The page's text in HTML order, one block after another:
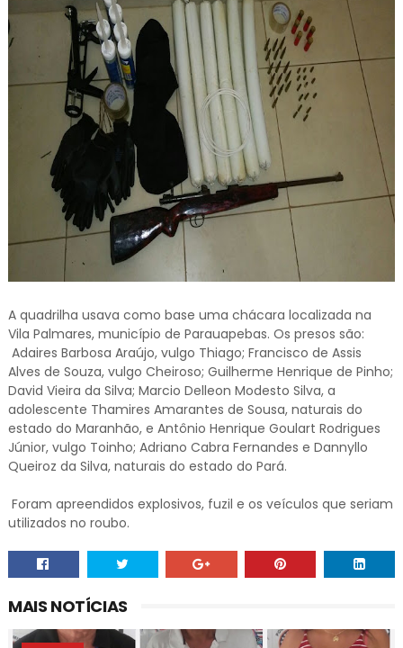
A quadrilha usava como base uma chácara localizada na
Vila Palmares, município de Parauapebas. Os presos são:
Adaires Barbosa Araújo, vulgo Thiago; Francisco de Assis
Alves de Souza, vulgo Cheiroso; Guilherme Henrique de Pinho;
David Vieira da Silva; Marcio Delleon Modesto Silva, a
adolescente Thamires Amarantes de Sousa, naturais do
estado do Maranhão, e Antônio Henrique Goulart Rodrigues
Júnior, vulgo Toinho; Adriano Cabra Fernandes e Dannyllo
Queiroz da Silva, naturais do estado do Pará.
Foram apreendidos explosivos, fuzil e os veículos que seriam
utilizados no roubo.
MAIS NOTÍCIAS